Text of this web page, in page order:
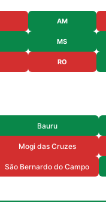
AM
MS
RO
Bauru
Mogi das Cruzes
São Bernardo do Campo